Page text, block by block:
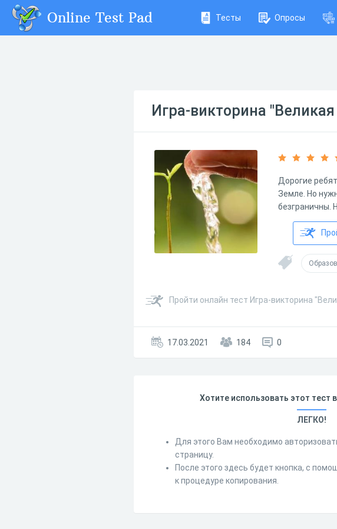
Online Test Pad Тесты Опросы
Игра-викторина
Дорогие
Земле. Но
безграничны.
Пройти онлайн тест Игра-викторина
17.03.2021 184 0
Хотите использовать этот тест
ЛЕГКО!
Для этого Вам необходимо
страницу.
После этого здесь будет кнопка, с
к процедуре копирования.